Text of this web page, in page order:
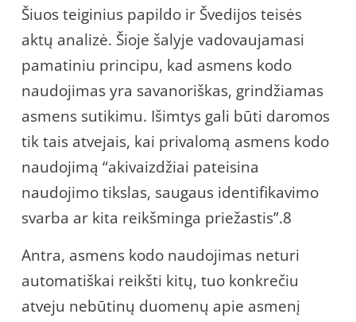
Šiuos teiginius papildo ir Švedijos teisės
aktų analizė. Šioje šalyje vadovaujamasi
pamatiniu principu, kad asmens kodo
naudojimas yra savanoriškas, grindžiamas
asmens sutikimu. Išimtys gali būti daromos
tik tais atvejais, kai privalomą asmens kodo
naudojimą “akivaizdžiai pateisina
naudojimo tikslas, saugaus identifikavimo
svarba ar kita reikšminga priežastis”.8
Antra, asmens kodo naudojimas neturi
automatiškai reikšti kitų, tuo konkrečiu
atveju nebūtinų duomenų apie asmenį